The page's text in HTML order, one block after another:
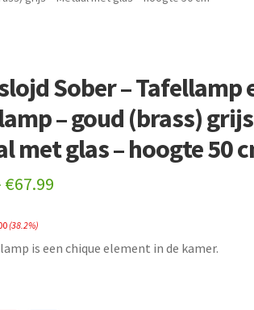
Sober – Tafellamp
– goud (brass)
met glas – hoogte 50
Original
was:
€67.99
is:
(38.2%)
is een chique element in de kamer.